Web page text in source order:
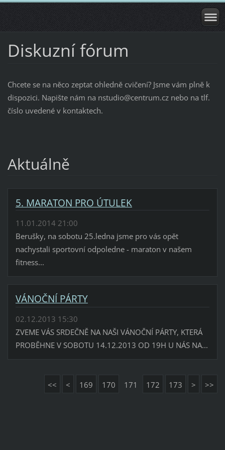
Diskuzní fórum
Chcete se na něco zeptat ohledně cvičení? Jsme vám plně k
dispozici. Napište nám na nstudio@centrum.cz nebo na tlf.
číslo uvedené v kontaktech.
Aktuálně
5. MARATON PRO ÚTULEK
11.01.2014 21:00
Berušky, na sobotu 25.ledna jsme pro vás opět
nachystali sportovní odpoledne - maraton v našem
fitness...
VÁNOČNÍ PÁRTY
02.12.2013 15:30
ZVEME VÁS SRDEČNĚ NA NAŠI VÁNOČNÍ PÁRTY, KTERÁ
PROBĚHNE V SOBOTU 14.12.2013 OD 19H U NÁS NA...
<< < 169 170 171 172 173 > >>